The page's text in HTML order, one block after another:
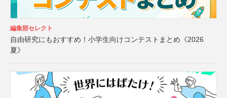
編集部セレクト
自由研究にもおすすめ！小学生向けコンテストまとめ《2026
夏》